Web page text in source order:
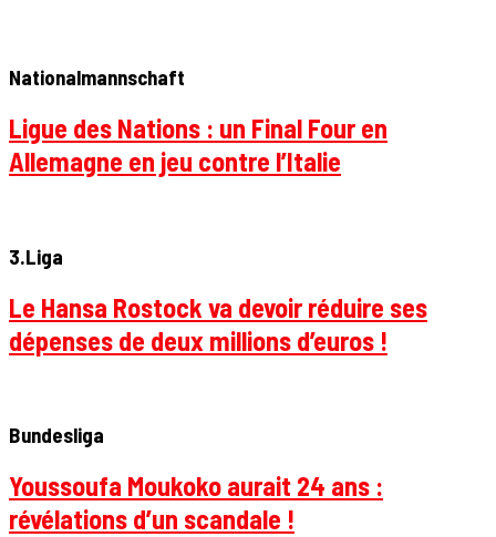
Nationalmannschaft
Ligue des Nations : un Final Four en
Allemagne en jeu contre l’Italie
3.Liga
Le Hansa Rostock va devoir réduire ses
dépenses de deux millions d’euros !
Bundesliga
Youssoufa Moukoko aurait 24 ans :
révélations d’un scandale !